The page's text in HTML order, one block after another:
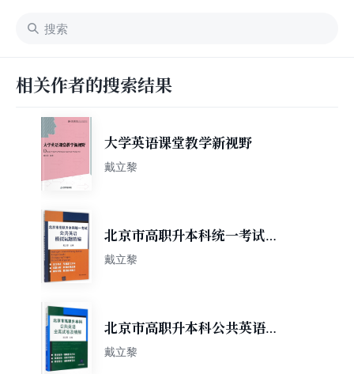
相关作者的搜索结果
大学英语课堂教学新视野
戴立黎
北京市高职升本科统一考试公
共英语模拟试题精编
戴立黎
北京市高职升本科公共英语全
真试卷及精解
戴立黎